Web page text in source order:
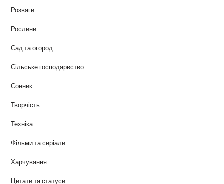
Розваги
Рослини
Сад та огород
Сільське господарвство
Сонник
Творчість
Техніка
Фільми та серіали
Харчування
Цитати та статуси